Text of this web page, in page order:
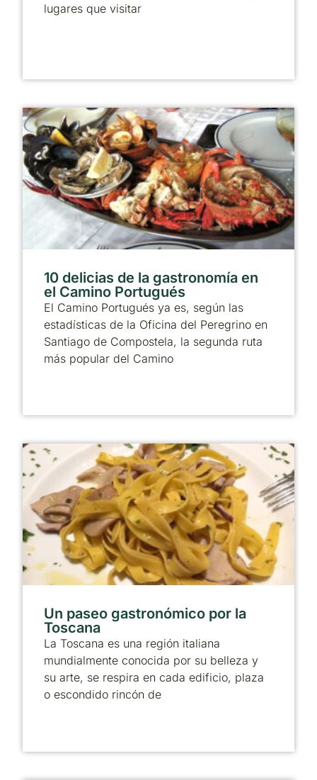
lugares que visitar
10 delicias de la gastronomía en
el Camino Portugués
El Camino Portugués ya es, según las
estadísticas de la Oficina del Peregrino en
Santiago de Compostela, la segunda ruta
más popular del Camino
Un paseo gastronómico por la
Toscana
La Toscana es una región italiana
mundialmente conocida por su belleza y
su arte, se respira en cada edificio, plaza
o escondido rincón de